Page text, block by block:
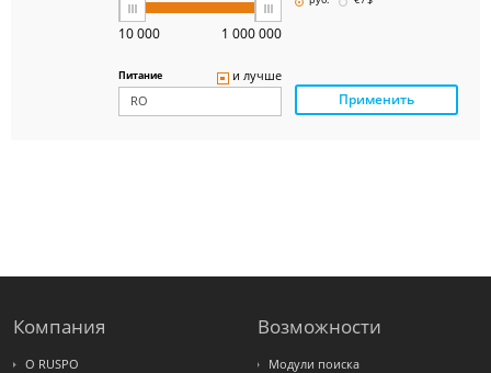
Интурист
10 000 1 000 000
Питание и лучше
Применить
Компания
О RUSPO
Возможности
Модули поиска